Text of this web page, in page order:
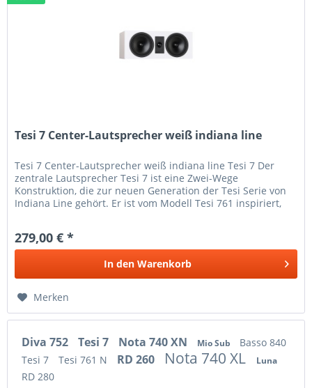
Tesi 7 Center-Lautsprecher weiß indiana line
Tesi 7 Center-Lautsprecher weiß indiana line Tesi 7 Der
zentrale Lautsprecher Tesi 7 ist eine Zwei-Wege
Konstruktion, die zur neuen Generation der Tesi Serie von
Indiana Line gehört. Er ist vom Modell Tesi 761 inspiriert,
279,00 € *
In den Warenkorb
Merken
Diva 752 Tesi 7 Nota 740 XN Mio Sub
Basso 840
Tesi 7
Tesi 761 N RD 260 Nota 740 XL Luna
RD 280